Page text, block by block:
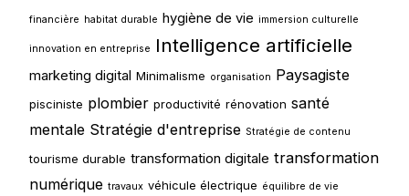
financière habitat durable hygiène de vie immersion culturelle
innovation en entreprise Intelligence artificielle
marketing digital Minimalisme organisation Paysagiste
pisciniste plombier productivité rénovation santé
mentale Stratégie d'entreprise Stratégie de contenu
tourisme durable transformation digitale transformation
numérique travaux véhicule électrique équilibre de vie